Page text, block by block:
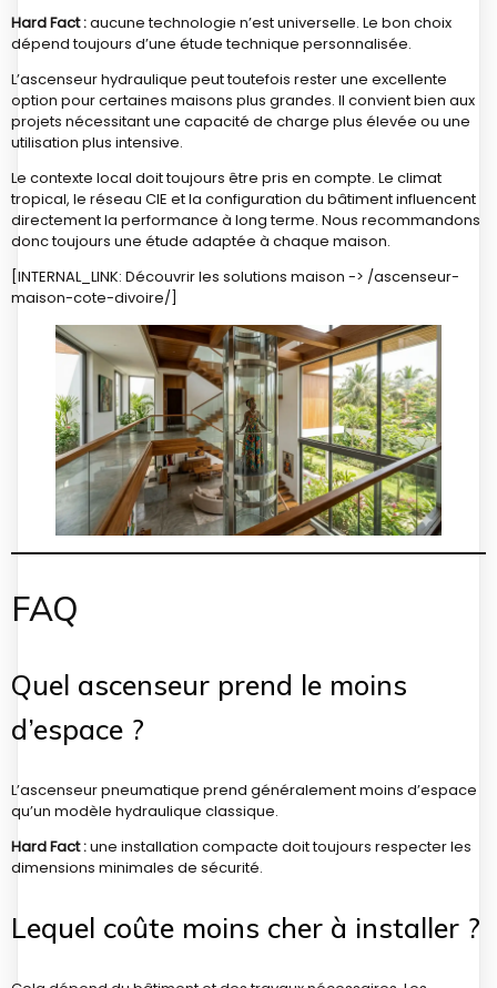
Hard Fact :aucune technologie n’est universelle. Le bon choix
dépend toujours d’une étude technique personnalisée.
L’ascenseur hydraulique peut toutefois rester une excellente
option pour certaines maisons plus grandes. Il convient bien aux
projets nécessitant une capacité de charge plus élevée ou une
utilisation plus intensive.
Le contexte local doit toujours être pris en compte. Le climat
tropical, le réseau CIE et la configuration du bâtiment influencent
directement la performance à long terme. Nous recommandons
donc toujours une étude adaptée à chaque maison.
[INTERNAL_LINK: Découvrir les solutions maison -> /ascenseur-
maison-cote-divoire/]
FAQ
Quel ascenseur prend le moins
d’espace ?
L’ascenseur pneumatique prend généralement moins d’espace
qu’un modèle hydraulique classique.
Hard Fact :une installation compacte doit toujours respecter les
dimensions minimales de sécurité.
Lequel coûte moins cher à installer ?